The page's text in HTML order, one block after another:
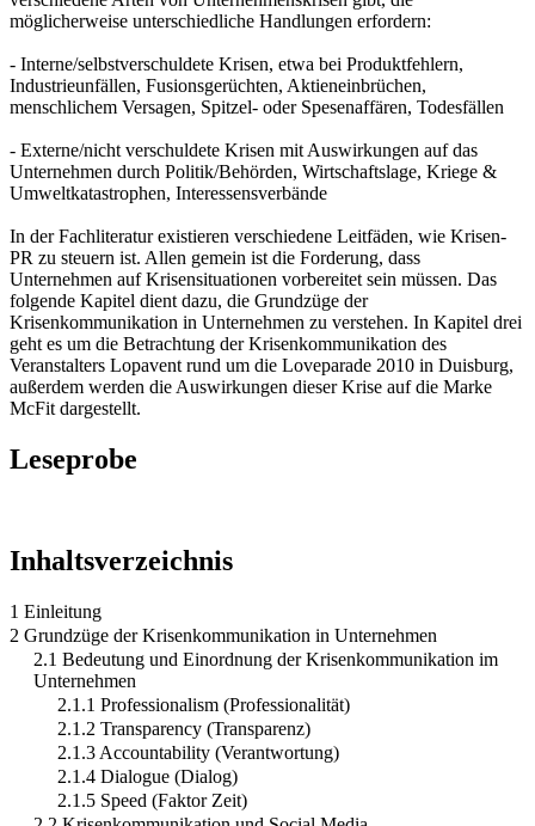
möglicherweise unterschiedliche Handlungen erfordern:
- Interne/selbstverschuldete Krisen, etwa bei Produktfehlern,
Industrieunfällen, Fusionsgerüchten, Aktieneinbrüchen,
menschlichem Versagen, Spitzel- oder Spesenaffären, Todesfällen
- Externe/nicht verschuldete Krisen mit Auswirkungen auf das
Unternehmen durch Politik/Behörden, Wirtschaftslage, Kriege &
Umweltkatastrophen, Interessensverbände
In der Fachliteratur existieren verschiedene Leitfäden, wie Krisen-
PR zu steuern ist. Allen gemein ist die Forderung, dass
Unternehmen auf Krisensituationen vorbereitet sein müssen. Das
folgende Kapitel dient dazu, die Grundzüge der
Krisenkommunikation in Unternehmen zu verstehen. In Kapitel drei
geht es um die Betrachtung der Krisenkommunikation des
Veranstalters Lopavent rund um die Loveparade 2010 in Duisburg,
außerdem werden die Auswirkungen dieser Krise auf die Marke
McFit dargestellt.
Leseprobe
Inhaltsverzeichnis
1 Einleitung
2 Grundzüge der Krisenkommunikation in Unternehmen
2.1 Bedeutung und Einordnung der Krisenkommunikation im
Unternehmen
2.1.1 Professionalism (Professionalität)
2.1.2 Transparency (Transparenz)
2.1.3 Accountability (Verantwortung)
2.1.4 Dialogue (Dialog)
2.1.5 Speed (Faktor Zeit)